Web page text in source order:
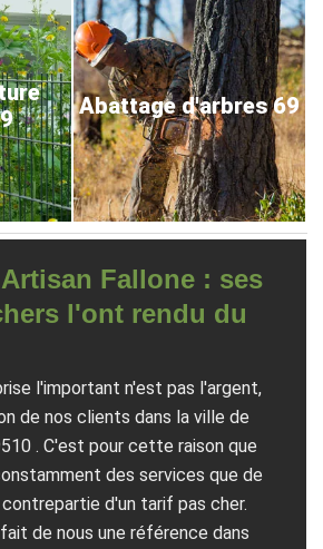
Abattage d'arbres 69
Fallone : ses
l'ont rendu du
l'important n'est pas l'argent,
de nos clients dans la ville de
. C'est pour cette raison que
des services que de
d'un tarif pas cher.
de nous une référence dans